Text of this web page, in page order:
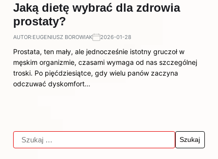
Jaką dietę wybrać dla zdrowia
prostaty?
AUTOR:EUGENIUSZ BOROWIAK 2026-01-28
Prostata, ten mały, ale jednocześnie istotny gruczoł w
męskim organizmie, czasami wymaga od nas szczególnej
troski. Po pięćdziesiątce, gdy wielu panów zaczyna
odczuwać dyskomfort…